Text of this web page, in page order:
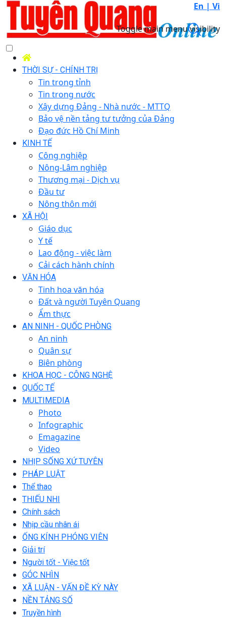
En | Vi
Toggle main menu visibility
THỜI SỰ - CHÍNH TRỊ
Tin trong tỉnh
Tin trong nước
Xây dựng Đảng - Nhà nước - MTTQ
Bảo vệ nền tảng tư tưởng của Đảng
Đạo đức Hồ Chí Minh
KINH TẾ
Công nghiệp
Nông-Lâm nghiệp
Thương mại - Dịch vụ
Đầu tư
Nông thôn mới
XÃ HỘI
Giáo dục
Y tế
Lao động - việc làm
Cải cách hành chính
VĂN HÓA
Tinh hoa văn hóa
Đất và người Tuyên Quang
Ẩm thực
AN NINH - QUỐC PHÒNG
An ninh
Quân sự
Biên phòng
KHOA HỌC - CÔNG NGHỆ
QUỐC TẾ
MULTIMEDIA
Photo
Infographic
Emagazine
Video
NHỊP SỐNG XỨ TUYÊN
PHÁP LUẬT
Thể thao
THIẾU NHI
Chính sách
Nhịp cầu nhân ái
ỐNG KÍNH PHÓNG VIÊN
Giải trí
Người tốt - Việc tốt
GÓC NHÌN
XÃ LUẬN - VẤN ĐỀ KỲ NÀY
NỀN TẢNG SỐ
Truyền hình